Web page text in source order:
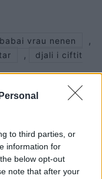
to third parties, or
information for
below opt-out
note that after your
babai vrau nenen ,
,
djali i ciftit